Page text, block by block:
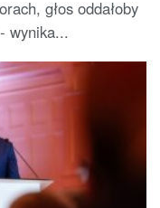
głos oddałoby
wynika...